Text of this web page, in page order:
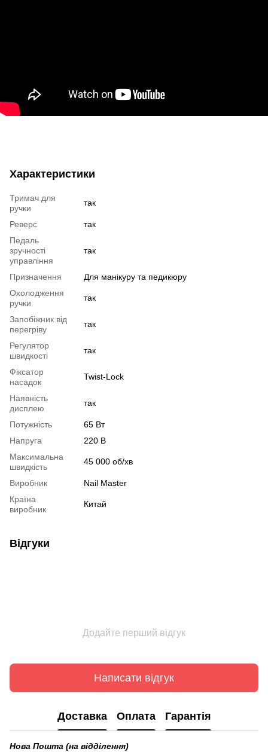
Характеристики
Тримач для
ручки
так
Реверс
так
Педаль
зручності
управління
так
Призначення
Для манікуру та педикюру
Охолодження
ручки
так
Запобіжник від
перегріву
так
Регулятор
швидкості
так
Фіксатор
насадок
Twist-Lock
Наявність
дисплею
так
Потужність
65 Вт
Напруга
220 В
Максимальна
швидкість
45 000 об/хв
Виробник
Nail Master
Країна
виробник
Китай
Відгуки
Додайте перший відгук
Написати відгук
Доставка Оплата Гарантія
Нова Пошта (на відділення)